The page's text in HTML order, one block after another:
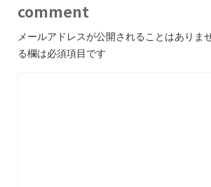
comment
メールアドレスが公開されることはありませ
る欄は必須項目です